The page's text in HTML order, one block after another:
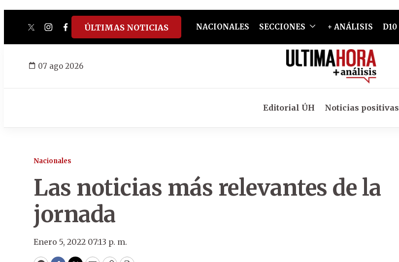
twitterinstagram
facebook
tiktokyoutube
spotify
ÚLTIMAS NOTICIAS NACIONALES SECCIONES + ANÁLISIS D10
07 ago 2026
Editorial ÚH Noticias positivas
Nacionales
Las noticias más relevantes de la
jornada
Enero 5, 2022 07:13 p. m.